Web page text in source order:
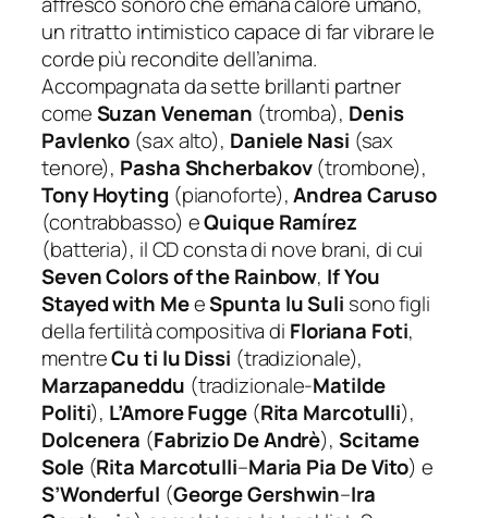
un ritratto intimistico capace di far vibrare le
corde più recondite dell’anima.
Accompagnata da sette brillanti partner
comeSuzan Veneman (tromba), Denis
Pavlenko (sax alto), Daniele Nasi (sax
tenore), Pasha Shcherbakov(trombone),
Tony Hoyting (pianoforte),Andrea Caruso
(contrabbasso) eQuique Ramírez
(batteria), il CD consta di nove brani, di cui
Seven Colors of the Rainbow, If You
Stayed with MeeSpunta lu Suli sono figli
della fertilità compositiva di Floriana Foti,
mentreCu ti lu Dissi (tradizionale),
Marzapaneddu (tradizionale-Matilde
Politi), L’Amore Fugge(Rita Marcotulli),
Dolcenera (Fabrizio De Andrè), Scitame
Sole(Rita Marcotulli–Maria Pia De Vito) e
S’Wonderful (George Gershwin–Ira